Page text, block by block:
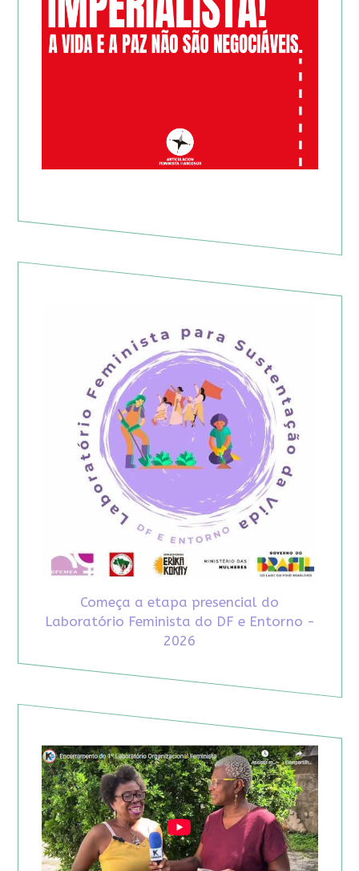
Começa a etapa presencial do
Laboratório Feminista do DF e Entorno -
2026